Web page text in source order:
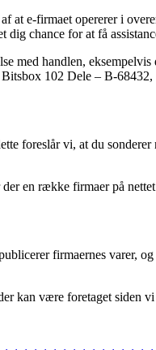
e-firmaet opererer i
chance for at få
handlen, eksempelvis
102 Dele – B-
foreslår vi, at du
en række firmaer på
firmaernes varer,
kan være foretaget siden